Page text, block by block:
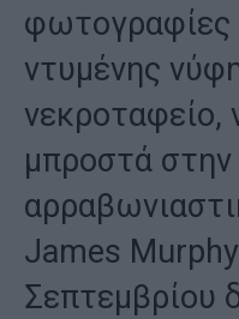
φωτογραφίες
ντυμένης
νεκροταφείο,
μπροστά
James
Σεπτεμβρίου